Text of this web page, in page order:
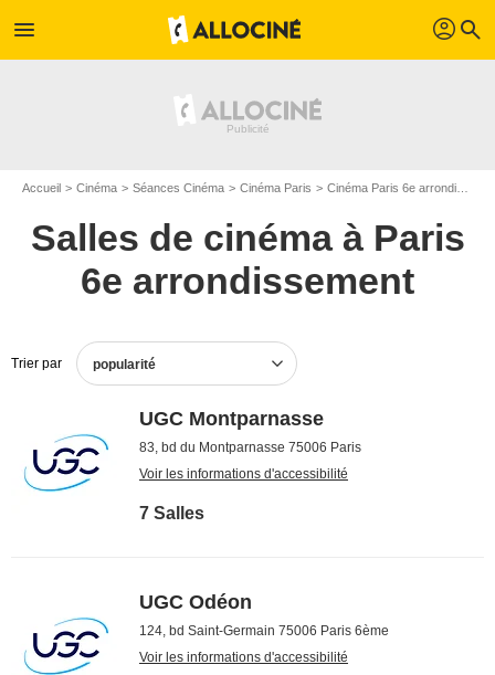
menu profil search
Accueil Cinéma Séances Cinéma Cinéma Paris Cinéma Paris 6e arrondissement
Salles de cinéma à Paris
6e arrondissement
Trier par popularité
UGC Montparnasse
83, bd du Montparnasse 75006 Paris
Voir les informations d'accessibilité
7 Salles
UGC Odéon
124, bd Saint-Germain 75006 Paris 6ème
Voir les informations d'accessibilité